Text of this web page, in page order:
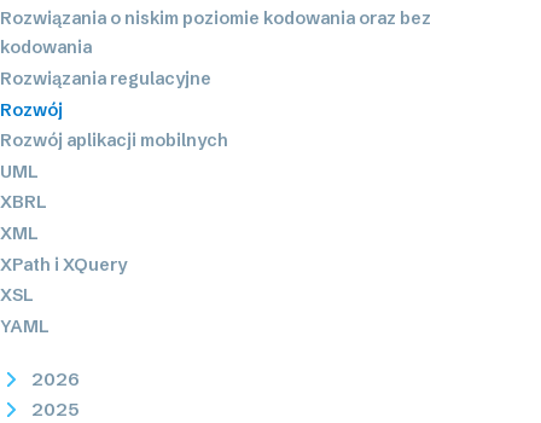
Rozwiązania o niskim poziomie kodowania oraz bez
kodowania
Rozwiązania regulacyjne
Rozwój
Rozwój aplikacji mobilnych
UML
XBRL
XML
XPath i XQuery
XSL
YAML
2026
2025